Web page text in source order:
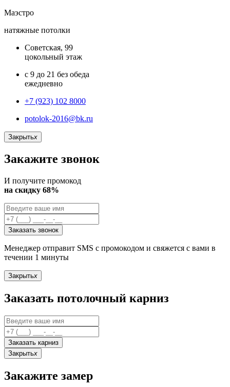
Маэстро
натяжные потолки
Советская, 99
цокольный этаж
с 9 до 21 без обеда
ежедневно
+7 (923) 102 8000
potolok-2016@bk.ru
Закрытьx
Закажите звонок
И получите промокод
на скидку 68%
Заказать звонок
Менеджер отправит SMS с промокодом и свяжется с вами в
течении 1 минуты
Закрытьx
Заказать потолочный карниз
Заказать карниз
Закрытьx
Закажите замер